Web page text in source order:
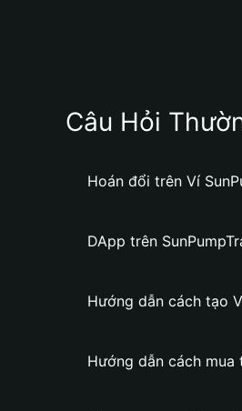
Câu Hỏi
Hoán đổi trên Ví
DApp trên
Hướng dẫn cách tạo
Hướng dẫn cách